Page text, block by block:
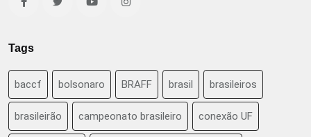
Tags
baccf bolsonaro BRAFF brasil brasileiros
brasileirão campeonato brasileiro conexão UF